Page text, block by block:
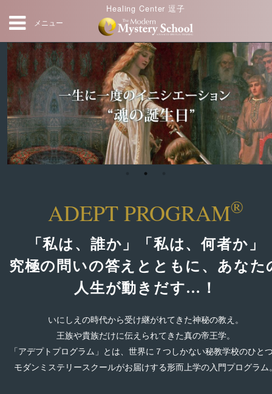
メニュー
Healing Center 逗子
ADEPT PROGRAM®
「私は、誰か」「私は、何者か」
究極の問いの答えとともに、あなた
人生が動きだす…！
いにしえの時代から受け継がれてきた神秘の教え。
王族や貴族だけに伝えられてきた真の帝王学。
「アデプトプログラム」とは、世界に７つしかない秘教学校のひと
モダンミステリースクールがお届けする形而上学の入門プログラム